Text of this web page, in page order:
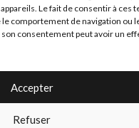
Le fait de consentir à ces
comportement de navigation ou
consentement peut avoir un
Accepter
Refuser